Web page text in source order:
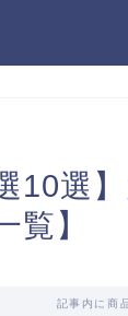
10選
覧】
記事内に商